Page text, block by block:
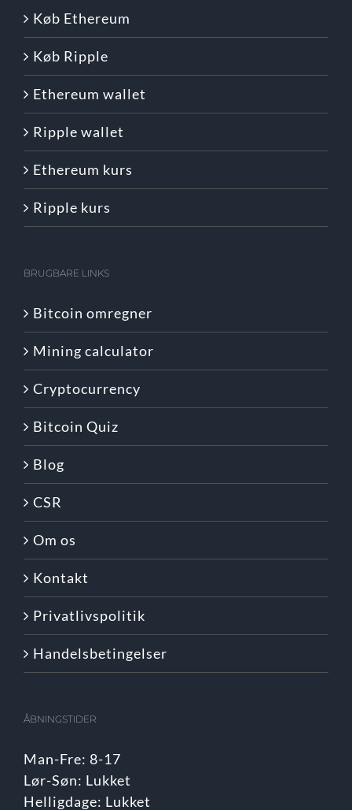
Køb Ethereum
Køb Ripple
Ethereum wallet
Ripple wallet
Ethereum kurs
Ripple kurs
BRUGBARE LINKS
Bitcoin omregner
Mining calculator
Cryptocurrency
Bitcoin Quiz
Blog
CSR
Om os
Kontakt
Privatlivspolitik
Handelsbetingelser
ÅBNINGSTIDER
Man-Fre: 8-17
Lør-Søn: Lukket
Helligdage: Lukket